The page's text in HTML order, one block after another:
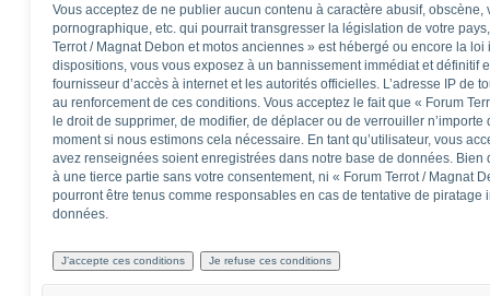
Vous acceptez de ne publier aucun contenu à caractère abusif,
pornographique, etc. qui pourrait transgresser la législation de votre
Terrot / Magnat Debon et motos anciennes » est hébergé ou encore la
dispositions, vous vous exposez à un bannissement immédiat et définitif
fournisseur d’accès à internet et les autorités officielles. L’adresse IP de
au renforcement de ces conditions. Vous acceptez le fait que « Forum
le droit de supprimer, de modifier, de déplacer ou de verrouiller
moment si nous estimons cela nécessaire. En tant qu’utilisateur, vous
avez renseignées soient enregistrées dans notre base de données.
à une tierce partie sans votre consentement, ni « Forum Terrot / Magnat
pourront être tenus comme responsables en cas de tentative de piratage
données.